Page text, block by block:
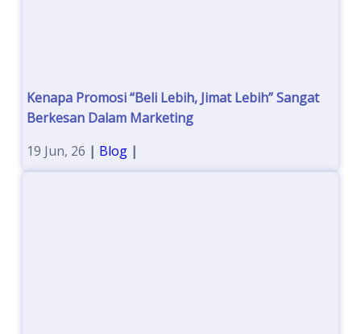
Kenapa Promosi “Beli Lebih, Jimat Lebih” Sangat
Berkesan Dalam Marketing
19 Jun, 26 | Blog |